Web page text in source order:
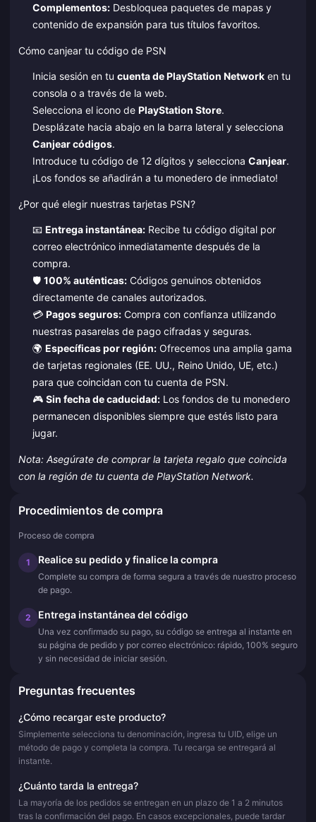
Complementos:Desbloquea paquetes de mapas y
contenido de expansión para tus títulos favoritos.
Cómo canjear tu código de PSN
Inicia sesión en tu cuenta de PlayStation Networken tu
consola o a través de la web.
Selecciona el icono de PlayStation Store.
Desplázate hacia abajo en la barra lateral y selecciona
Canjear códigos.
Introduce tu código de 12 dígitos y selecciona Canjear.
¡Los fondos se añadirán a tu monedero de inmediato!
¿Por qué elegir nuestras tarjetas PSN?
📧 Entrega instantánea:Recibe tu código digital por
correo electrónico inmediatamente después de la
compra.
🛡️ 100% auténticas:Códigos genuinos obtenidos
directamente de canales autorizados.
💳 Pagos seguros:Compra con confianza utilizando
nuestras pasarelas de pago cifradas y seguras.
🌍 Específicas por región:Ofrecemos una amplia gama
de tarjetas regionales (EE. UU., Reino Unido, UE, etc.)
para que coincidan con tu cuenta de PSN.
🎮 Sin fecha de caducidad:Los fondos de tu monedero
permanecen disponibles siempre que estés listo para
jugar.
Nota: Asegúrate de comprar la tarjeta regalo que coincida
con la región de tu cuenta de PlayStation Network.
Procedimientos de compra
Proceso de compra
1 Realice su pedido y finalice la compra
Complete su compra de forma segura a través de nuestro proceso
de pago.
2 Entrega instantánea del código
Una vez confirmado su pago, su código se entrega al instante en
su página de pedido y por correo electrónico: rápido, 100% seguro
y sin necesidad de iniciar sesión.
Preguntas frecuentes
¿Cómo recargar este producto?
Simplemente selecciona tu denominación, ingresa tu UID, elige un
método de pago y completa la compra. Tu recarga se entregará al
instante.
¿Cuánto tarda la entrega?
La mayoría de los pedidos se entregan en un plazo de 1 a 2 minutos
tras la confirmación del pago. En casos excepcionales, puede tardar